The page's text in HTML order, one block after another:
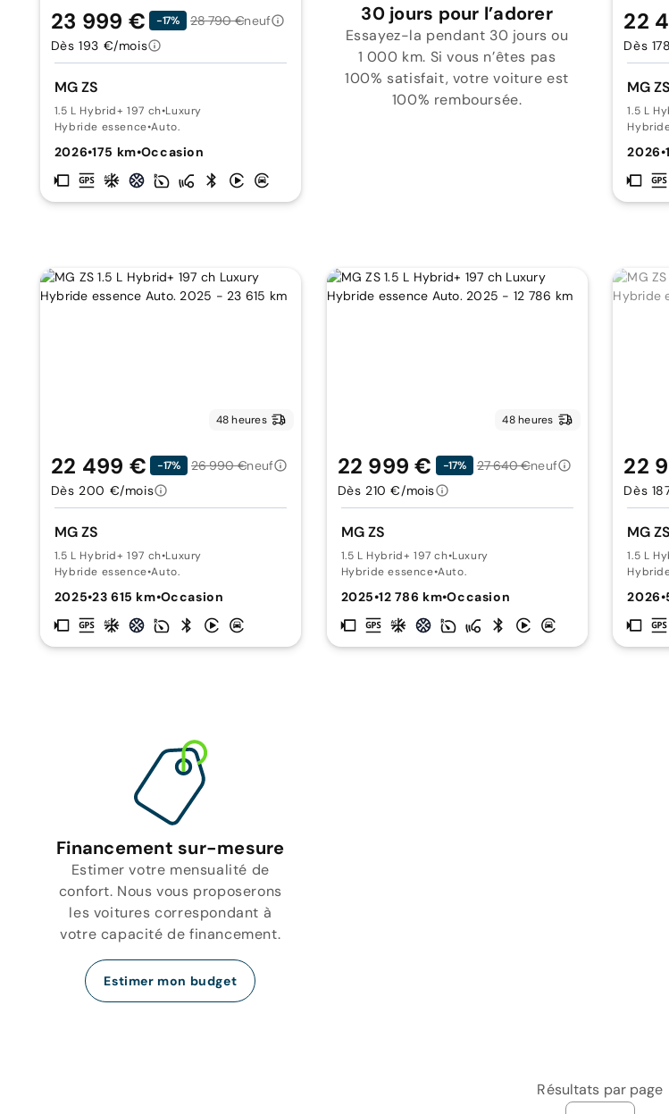
MG ZS
1.5 L Hybrid+ 197 ch•Luxury
Hybride essence•Auto.
2026•175 km•Occasion
23 999 € -17% 28 790 €neuf
Dès 193 €/mois
30 jours pour l’adorer
Essayez-la pendant 30 jours ou
1 000 km. Si vous n’êtes pas
100% satisfait, votre voiture est
100% remboursée.
MG ZS
1.5 L
2026•
22
Dès
48 heures
MG ZS
1.5 L Hybrid+ 197 ch•Luxury
Hybride essence•Auto.
2025•23 615 km•Occasion
22 499 € -17% 26 990 €neuf
Dès 200 €/mois
48 heures
MG ZS
1.5 L Hybrid+ 197 ch•Luxury
Hybride essence•Auto.
2025•12 786 km•Occasion
22 999 € -17% 27 640 €neuf
Dès 210 €/mois
MG ZS
1.5 L
2026•
22
Dès
Financement sur-mesure
Estimer votre mensualité de
confort. Nous vous proposerons
les voitures correspondant à
votre capacité de financement.
Estimer mon budget
Résultats par page